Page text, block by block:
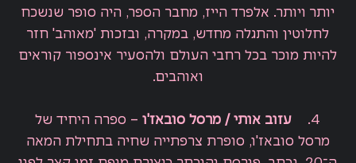
יותר ויותר. אלפרד הייז, מחבר הספר, היה סופר שנשכח
לחלוטין והתגלה מחדש, במקרה, ובזכות 'מאוהב' חזר
להיות מוכר בכל רחבי העולם ולהסעיר אינספור קוראים
ואוהבים.
4. עזוב אותי / מרסל סובאז'ו– ספרה היחיד של
מרסל סובאז'ו, סופרת צרפתייה שחיה בתחילת המאה